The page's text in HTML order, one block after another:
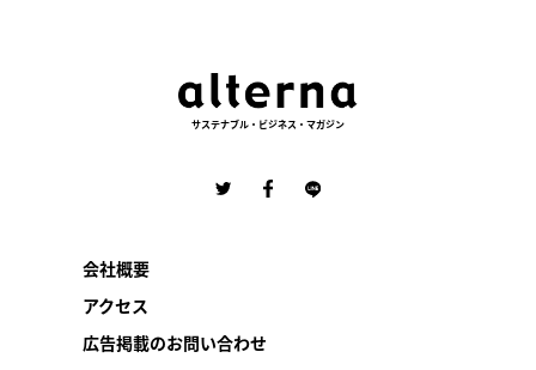
サステナブル・ビジネス・マガジン
会社概要
アクセス
広告掲載のお問い合わせ